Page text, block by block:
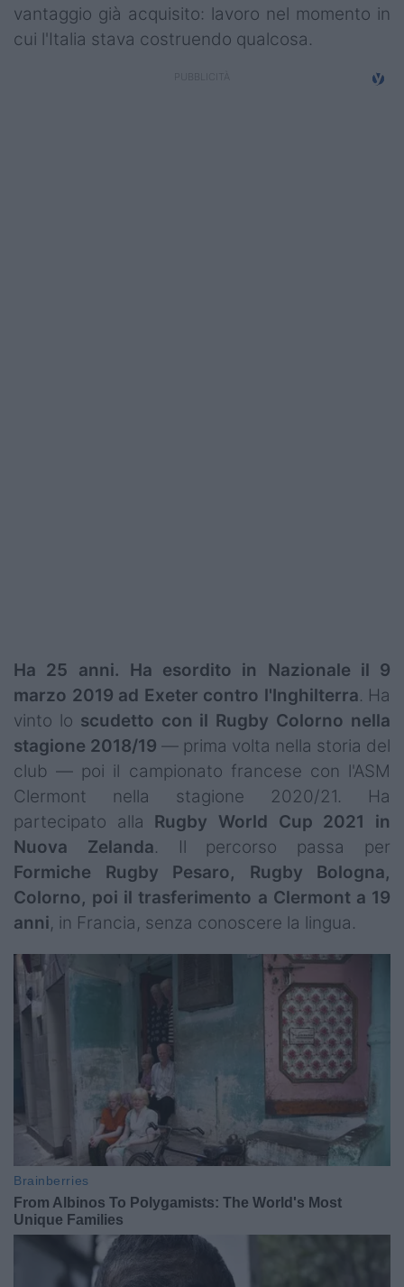
vantaggio già acquisito: lavoro nel momento in
cui l'Italia stava costruendo qualcosa.
Ha 25 anni. Ha esordito in Nazionale il 9
marzo 2019 ad Exeter contro l'Inghilterra. Ha
vinto lo scudetto con il Rugby Colorno nella
stagione 2018/19 — prima volta nella storia del
club — poi il campionato francese con l'ASM
Clermont nella stagione 2020/21. Ha
partecipato alla Rugby World Cup 2021 in
Nuova Zelanda. Il percorso passa per
Formiche Rugby Pesaro, Rugby Bologna,
Colorno, poi il trasferimento a Clermont a 19
anni, in Francia, senza conoscere la lingua.